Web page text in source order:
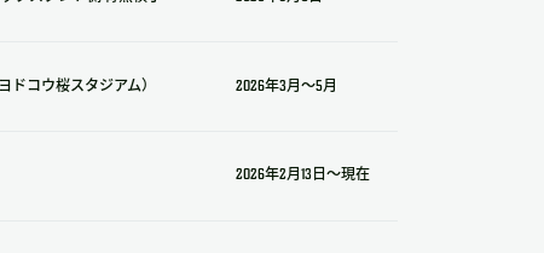
コウ桜スタジアム） 2026年3月～5月
2026年2月13日～現在